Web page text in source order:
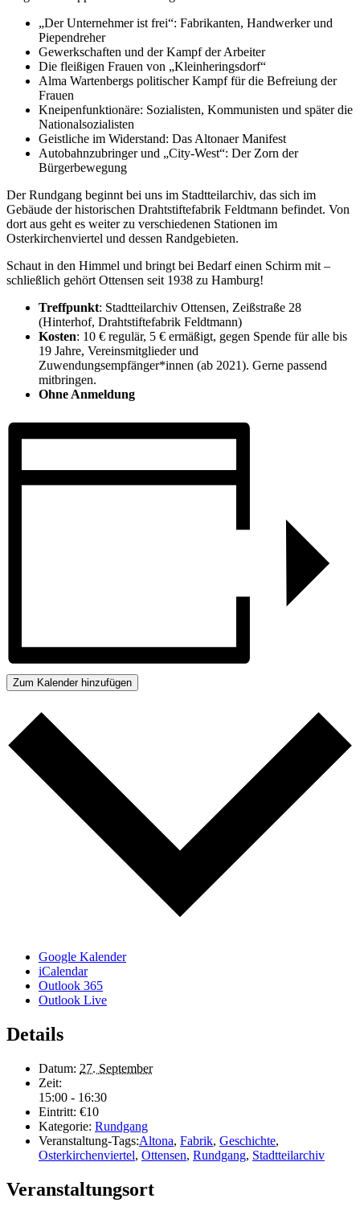
„Der Unternehmer ist frei“: Fabrikanten, Handwerker und
Piependreher
Gewerkschaften und der Kampf der Arbeiter
Die fleißigen Frauen von „Kleinheringsdorf“
Alma Wartenbergs politischer Kampf für die Befreiung der
Frauen
Kneipenfunktionäre: Sozialisten, Kommunisten und später die
Nationalsozialisten
Geistliche im Widerstand: Das Altonaer Manifest
Autobahnzubringer und „City-West“: Der Zorn der
Bürgerbewegung
Der Rundgang beginnt bei uns im Stadtteilarchiv, das sich im
Gebäude der historischen Drahtstiftefabrik Feldtmann befindet. Von
dort aus geht es weiter zu verschiedenen Stationen im
Osterkirchenviertel und dessen Randgebieten.
Schaut in den Himmel und bringt bei Bedarf einen Schirm mit –
schließlich gehört Ottensen seit 1938 zu Hamburg!
Treffpunkt: Stadtteilarchiv Ottensen, Zeißstraße 28
(Hinterhof, Drahtstiftefabrik Feldtmann)
Kosten: 10 € regulär, 5 € ermäßigt, gegen Spende für alle bis
19 Jahre, Vereinsmitglieder und
Zuwendungsempfänger*innen (ab 2021). Gerne passend
mitbringen.
Ohne Anmeldung
Zum Kalender hinzufügen
Google Kalender
iCalendar
Outlook 365
Outlook Live
Details
Datum: 27. September
Zeit:
15:00 - 16:30
Eintritt: €10
Kategorie: Rundgang
Veranstaltung-Tags:Altona, Fabrik, Geschichte,
Osterkirchenviertel, Ottensen, Rundgang, Stadtteilarchiv
Veranstaltungsort